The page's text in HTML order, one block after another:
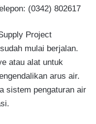
(0342) 802617
Project
mulai berjalan.
atau alat untuk
arus air.
sistem pengaturan air